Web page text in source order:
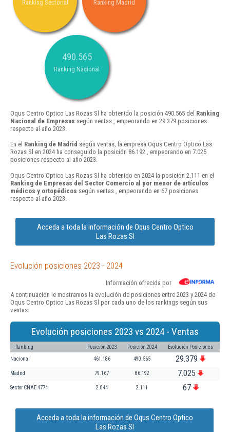
Ranking Sectorial Ranking Madrid
490.565
Ranking Nacional
Oqus Centro Optico Las Rozas Sl ha obtenido la posición 490.565 del Ranking
Nacional de Empresas según ventas , empeorando en 29.379 posiciones
respecto al año 2023.
En el Ranking de Madrid según ventas, la empresa Oqus Centro Optico Las
Rozas Sl en 2024 ha conseguido la posición 86.192 , empeorando en 7.025
posiciones respecto al año 2023.
Oqus Centro Optico Las Rozas Sl ha obtenido en 2024 la posición 2.111 en el
Ranking de Empresas del Sector Comercio al por menor de artículos
médicos y ortopédicos según ventas , empeorando en 67 posiciones
respecto al año 2023.
Acceda a toda la información de Oqus Centro Optico
Las Rozas Sl
Evolución posiciones 2023 - 2024
Información ofrecida por
A continuación le mostramos la evolución de posiciones entre 2023 y 2024 de
Oqus Centro Optico Las Rozas Sl por cada uno de los rankings según sus
ventas:
Evolución posiciones 2023 vs 2024 - Ventas
Ranking Posición 2023 Posición 2024 Evolución Posiciones
Nacional 461.186 490.565 29.379
Madrid 79.167 86.192 7.025
Sector CNAE 4774 2.044 2.111 67
Acceda a toda la información de Oqus Centro Optico
Las Rozas Sl